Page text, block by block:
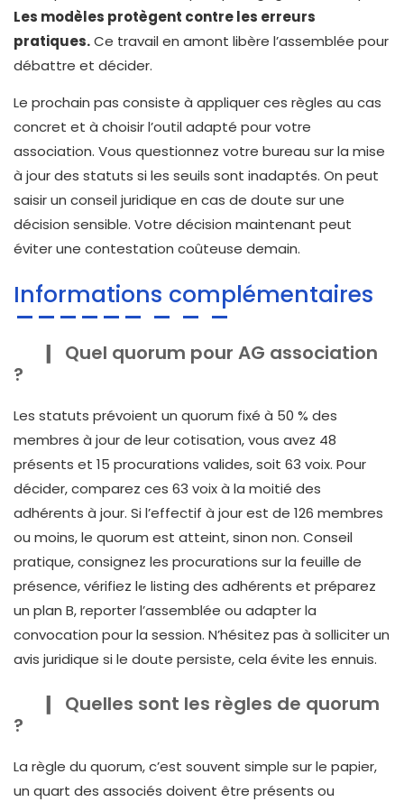
Les modèles protègent contre les erreurs
pratiques.Ce travail en amont libère l’assemblée pour
débattre et décider.
Le prochain pas consiste à appliquer ces règles au cas
concret et à choisir l’outil adapté pour votre
association. Vous questionnez votre bureau sur la mise
à jour des statuts si les seuils sont inadaptés. On peut
saisir un conseil juridique en cas de doute sur une
décision sensible. Votre décision maintenant peut
éviter une contestation coûteuse demain.
Informations complémentaires
Quel quorum pour AG association
?
Les statuts prévoient un quorum fixé à 50 % des
membres à jour de leur cotisation, vous avez 48
présents et 15 procurations valides, soit 63 voix. Pour
décider, comparez ces 63 voix à la moitié des
adhérents à jour. Si l’effectif à jour est de 126 membres
ou moins, le quorum est atteint, sinon non. Conseil
pratique, consignez les procurations sur la feuille de
présence, vérifiez le listing des adhérents et préparez
un plan B, reporter l’assemblée ou adapter la
convocation pour la session. N’hésitez pas à solliciter un
avis juridique si le doute persiste, cela évite les ennuis.
Quelles sont les règles de quorum
?
La règle du quorum, c’est souvent simple sur le papier,
un quart des associés doivent être présents ou